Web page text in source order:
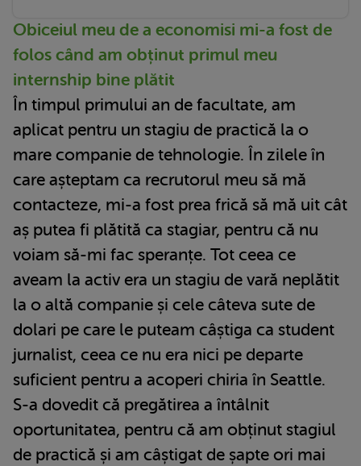
Obiceiul meu de a economisi mi-a fost de
folos când am obținut primul meu
internship bine plătit
În timpul primului an de facultate, am
aplicat pentru un stagiu de practică la o
mare companie de tehnologie. În zilele în
care așteptam ca recrutorul meu să mă
contacteze, mi-a fost prea frică să mă uit cât
aș putea fi plătită ca stagiar, pentru că nu
voiam să-mi fac speranțe. Tot ceea ce
aveam la activ era un stagiu de vară neplătit
la o altă companie și cele câteva sute de
dolari pe care le puteam câștiga ca student
jurnalist, ceea ce nu era nici pe departe
suficient pentru a acoperi chiria în Seattle.
S-a dovedit că pregătirea a întâlnit
oportunitatea, pentru că am obținut stagiul
de practică și am câștigat de șapte ori mai